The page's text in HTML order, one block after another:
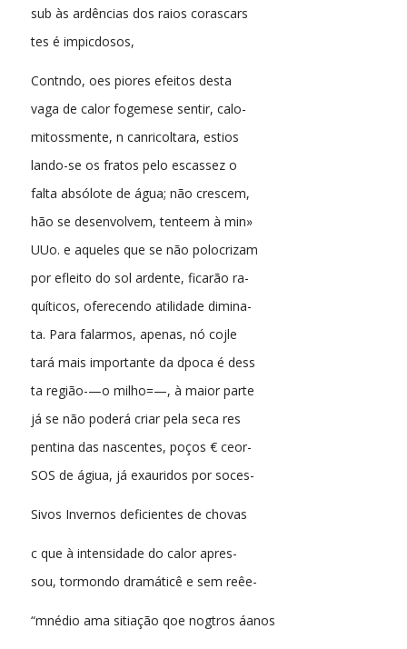
sub às ardências dos raios corascars
tes é impicdosos,
Contndo, oes piores efeitos desta
vaga de calor fogemese sentir, calo-
mitossmente, n canricoltara, estios
lando-se os fratos pelo escassez o
falta absólote de água; não crescem,
hão se desenvolvem, tenteem à min»
UUo. e aqueles que se não polocrizam
por efleito do sol ardente, ficarão ra-
quíticos, oferecendo atilidade dimina-
ta. Para falarmos, apenas, nó cojle
tará mais importante da dpoca é dess
ta região-—o milho=—, à maior parte
já se não poderá criar pela seca res
pentina das nascentes, poços € ceor-
SOS de ágiua, já exauridos por soces-
Sivos Invernos deficientes de chovas
c que à intensidade do calor apres-
sou, tormondo dramáticê e sem reêe-
“mnédio ama sitiação qoe nogtros áanos